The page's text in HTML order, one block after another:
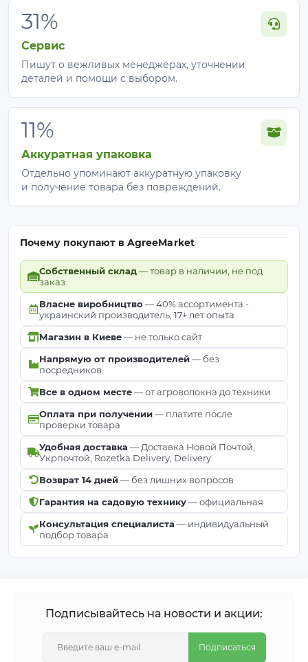
31%
Сервис
Пишут о вежливых менеджерах, уточнении
деталей и помощи с выбором.
11%
Аккуратная упаковка
Отдельно упоминают аккуратную упаковку
и получение товара без повреждений.
Почему покупают в AgreeMarket
Собственный склад— товар в наличии, не под
заказ
Власне виробництво — 40% ассортимента -
украинский производитель, 17+ лет опыта
Магазин в Киеве— не только сайт
Напрямую от производителей— без
посредников
Все в одном месте— от агроволокна до техники
Оплата при получении— платите после
проверки товара
Удобная доставка — Доставка Новой Почтой,
Укрпочтой, Rozetka Delivery, Delivery
Возврат 14 дней— без лишних вопросов
Гарантия на садовую технику— официальная
Консультация специалиста — индивидуальный
подбор товара
Подписывайтесь на новости и акции:
Подписаться